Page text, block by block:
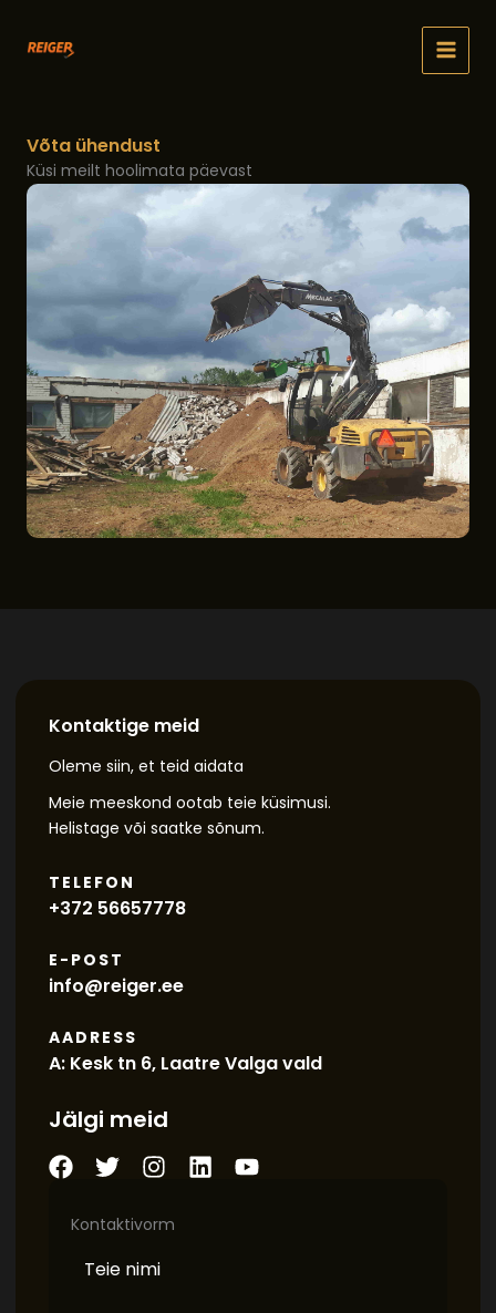
Võta ühendust
Küsi meilt hoolimata päevast
Kontaktige meid
Oleme siin, et teid aidata
Meie meeskond ootab teie küsimusi.
Helistage või saatke sõnum.
TELEFON
+372 56657778
E-POST
info@reiger.ee
AADRESS
A: Kesk tn 6, Laatre Valga vald
Jälgi meid
Kontaktivorm